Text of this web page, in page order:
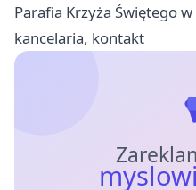
Parafia Krzyża Świętego
kancelaria, kontakt